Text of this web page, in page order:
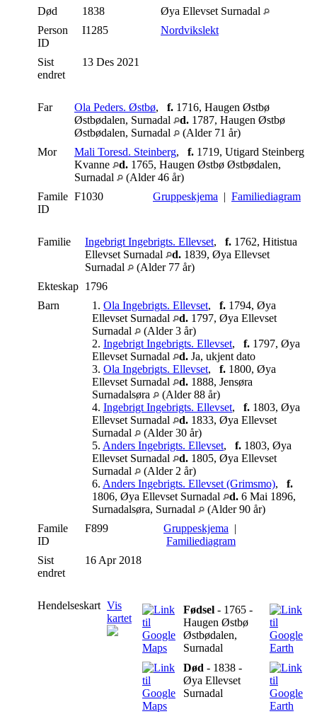
Død
1838
Øya Ellevset Surnadal
Person
ID
I1285 Nordvikslekt
Sist
endret
13 Des 2021
Far Ola Peders. Østbø, f. 1716, Haugen Østbø
Østbødalen, Surnadal
d. 1787, Haugen Østbø
Østbødalen, Surnadal
(Alder 71 år)
Mor
Mali Toresd. Steinberg, f. 1719, Utigard Steinberg
Kvanne
d. 1765, Haugen Østbø Østbødalen,
Surnadal
(Alder 46 år)
Famile
ID
F1030 Gruppeskjema | Familiediagram
Familie Ingebrigt Ingebrigts. Ellevset, f. 1762, Hitistua
Ellevset Surnadal
d. 1839, Øya Ellevset
Surnadal
(Alder 77 år)
Ekteskap 1796
Barn
1. Ola Ingebrigts. Ellevset, f. 1794, Øya
Ellevset Surnadal
d. 1797, Øya Ellevset
Surnadal
(Alder 3 år)
2. Ingebrigt Ingebrigts. Ellevset, f. 1797, Øya
Ellevset Surnadal
d. Ja, ukjent dato
3. Ola Ingebrigts. Ellevset, f. 1800, Øya
Ellevset Surnadal
d. 1888, Jensøra
Surnadalsøra
(Alder 88 år)
4. Ingebrigt Ingebrigts. Ellevset, f. 1803, Øya
Ellevset Surnadal
d. 1833, Øya Ellevset
Surnadal
(Alder 30 år)
5. Anders Ingebrigts. Ellevset, f. 1803, Øya
Ellevset Surnadal
d. 1805, Øya Ellevset
Surnadal
(Alder 2 år)
6. Anders Ingebrigts. Ellevset (Grimsmo), f.
1806, Øya Ellevset Surnadal
d. 6 Mai 1896,
Surnadalsøra, Surnadal
(Alder 90 år)
Famile
ID
F899 Gruppeskjema |
Familiediagram
Sist
endret
16 Apr 2018
Hendelseskart Vis
kartet
Fødsel - 1765 -
Haugen Østbø
Østbødalen,
Surnadal
Død - 1838 -
Øya Ellevset
Surnadal